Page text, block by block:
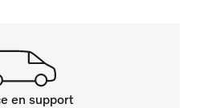
en support